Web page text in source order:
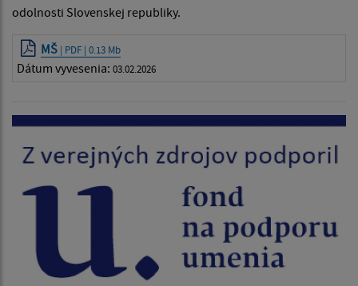
odolnosti Slovenskej republiky.
MŠ | PDF | 0.13 Mb
Dátum vyvesenia: 03.02.2026